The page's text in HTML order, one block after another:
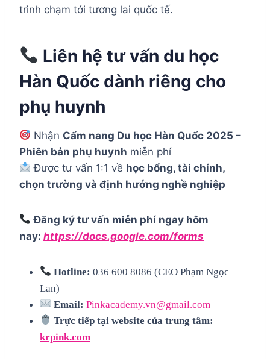
trình chạm tới tương lai quốc tế.
Liên hệ tư vấn du học
Hàn Quốc dành riêng cho
phụ huynh
Nhận Cẩm nang Du học Hàn Quốc 2025 –
Phiên bản phụ huynh miễn phí
Được tư vấn 1:1 về học bổng, tài chính,
chọn trường và định hướng nghề nghiệp
Đăng ký tư vấn miễn phí ngay hôm
nay: https://docs.google.com/forms
Hotline: 036 600 8086 (CEO Phạm Ngọc
Lan)
Email: Pinkacademy.vn@gmail.com
Trực tiếp tại website của trung tâm:
krpink.com